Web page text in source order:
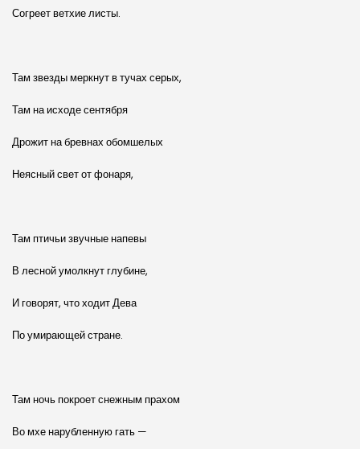
Согреет ветхие листы.
Там звезды меркнут в тучах серых,
Там на исходе сентября
Дрожит на бревнах обомшелых
Неясный свет от фонаря,
Там птичьи звучные напевы
В лесной умолкнут глубине,
И говорят, что ходит Дева
По умирающей стране.
Там ночь покроет снежным прахом
Во мхе нарубленную гать —